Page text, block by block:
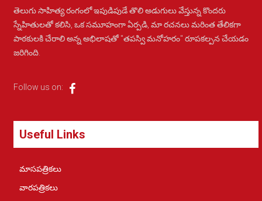
తెలుగు సాహిత్య రంగంలో ఇపుడిపుడే తొలి అడుగులు వేస్తున్న కొందరు
స్నేహితులతో కలిసి, ఒక సమూహంగా ఏర్పడి, మా రచనలు మరింత తేలికగా
పాఠకులకి చేరాలి అన్న అభిలాషతో "తపస్వి మనోహరం" రూపకల్పన చేయడం
జరిగింది.
Follow us on:
Useful Links
మాసపత్రికలు
వారపత్రికలు